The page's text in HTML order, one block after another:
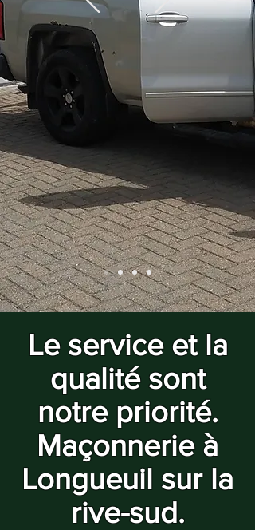
Le service et la
qualité sont
notre priorité.
Maçonnerie à
Longueuil sur la
rive-sud.